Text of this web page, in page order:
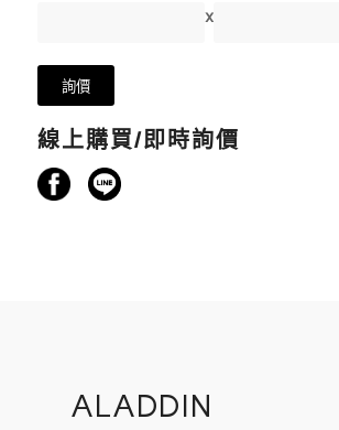
x
線上購買/即時詢價
ALADDIN